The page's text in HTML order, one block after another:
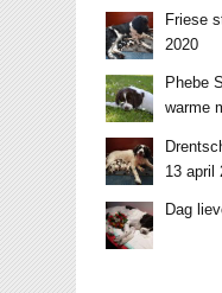
Friese
2020
Phebe
warme
13 april
Dag